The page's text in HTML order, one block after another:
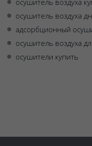
осушитель воздуха
осушитель воздуха
адсорбционный
осушитель воздуха
осушители купить